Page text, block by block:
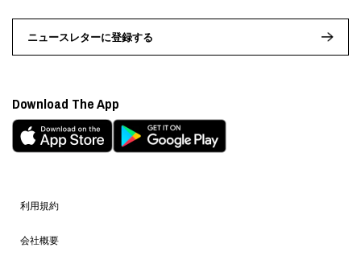
利用規約
会社概要
ニュースレターに登録する
Download The App